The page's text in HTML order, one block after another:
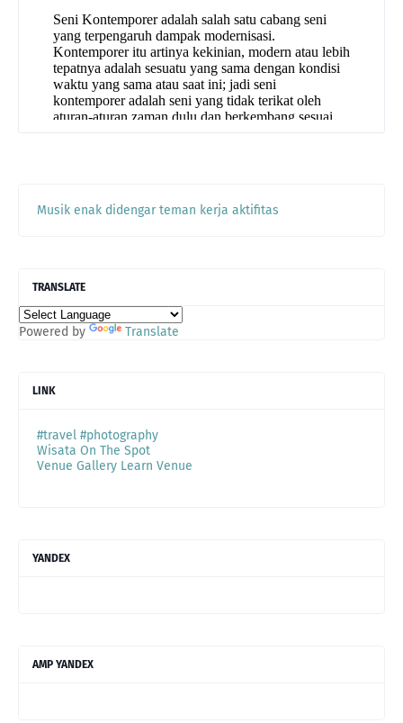
Musik enak didengar teman kerja aktifitas
TRANSLATE
Powered by Translate
LINK
#travel #photography
Wisata On The Spot
Venue Gallery Learn Venue
YANDEX
AMP YANDEX